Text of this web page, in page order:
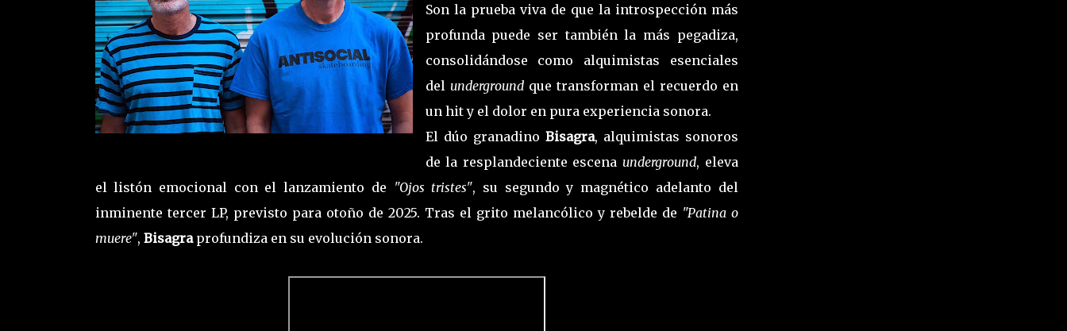
Son la prueba viva de que la introspección más
profunda puede ser también la más pegadiza,
consolidándose como alquimistas esenciales
del underground que transforman el recuerdo en
un hit y el dolor en pura experiencia sonora.
El dúo granadino Bisagra, alquimistas sonoros
de la resplandeciente escena underground, eleva
el listón emocional con el lanzamiento de "Ojos tristes", su segundo y magnético adelanto del
inminente tercer LP, previsto para otoño de 2025. Tras el grito melancólico y rebelde de "Patina o
muere", Bisagraprofundiza en su evolución sonora.